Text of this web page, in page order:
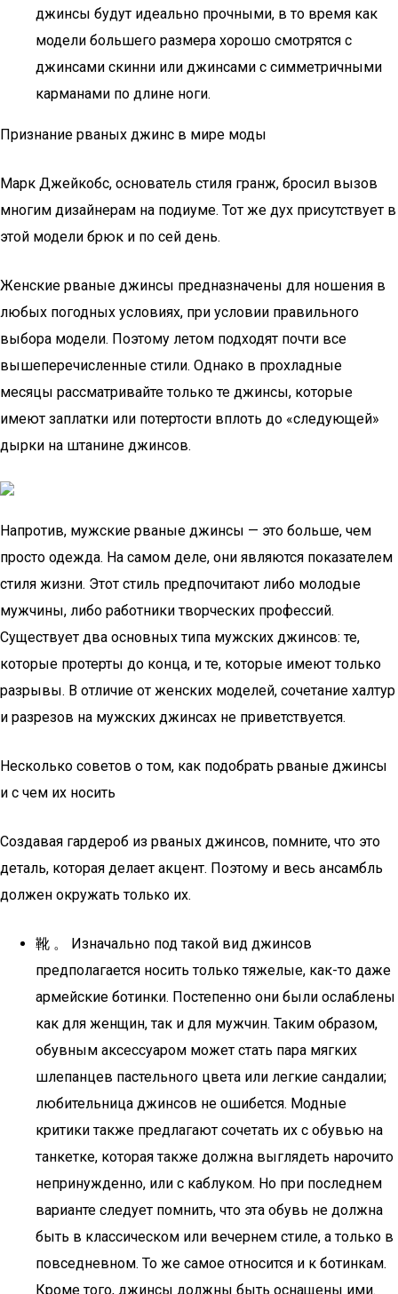
джинсы будут идеально прочными, в то время как
модели большего размера хорошо смотрятся с
джинсами скинни или джинсами с симметричными
карманами по длине ноги.
Признание рваных джинс в мире моды
Марк Джейкобс, основатель стиля гранж, бросил вызов
многим дизайнерам на подиуме. Тот же дух присутствует в
этой модели брюк и по сей день.
Женские рваные джинсы предназначены для ношения в
любых погодных условиях, при условии правильного
выбора модели. Поэтому летом подходят почти все
вышеперечисленные стили. Однако в прохладные
месяцы рассматривайте только те джинсы, которые
имеют заплатки или потертости вплоть до «следующей»
дырки на штанине джинсов.
Напротив, мужские рваные джинсы — это больше, чем
просто одежда. На самом деле, они являются показателем
стиля жизни. Этот стиль предпочитают либо молодые
мужчины, либо работники творческих профессий.
Существует два основных типа мужских джинсов: те,
которые протерты до конца, и те, которые имеют только
разрывы. В отличие от женских моделей, сочетание халтур
и разрезов на мужских джинсах не приветствуется.
Несколько советов о том, как подобрать рваные джинсы
и с чем их носить
Создавая гардероб из рваных джинсов, помните, что это
деталь, которая делает акцент. Поэтому и весь ансамбль
должен окружать только их.
靴 。 Изначально под такой вид джинсов
предполагается носить только тяжелые, как-то даже
армейские ботинки. Постепенно они были ослаблены
как для женщин, так и для мужчин. Таким образом,
обувным аксессуаром может стать пара мягких
шлепанцев пастельного цвета или легкие сандалии;
любительница джинсов не ошибется. Модные
критики также предлагают сочетать их с обувью на
танкетке, которая также должна выглядеть нарочито
непринужденно, или с каблуком. Но при последнем
варианте следует помнить, что эта обувь не должна
быть в классическом или вечернем стиле, а только в
повседневном. То же самое относится и к ботинкам.
Кроме того, джинсы должны быть оснащены ими.